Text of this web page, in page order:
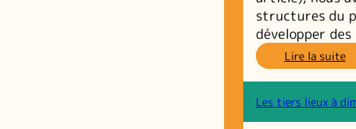
structures du
développer
Lire la suite:
Les tiers lieux à